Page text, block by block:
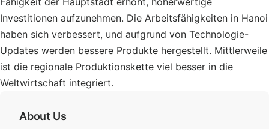
Investitionen aufzunehmen. Die Arbeitsfähigkeiten in Hanoi
haben sich verbessert, und aufgrund von Technologie-
Updates werden bessere Produkte hergestellt. Mittlerweile
ist die regionale Produktionskette viel besser in die
Weltwirtschaft integriert.
About Us